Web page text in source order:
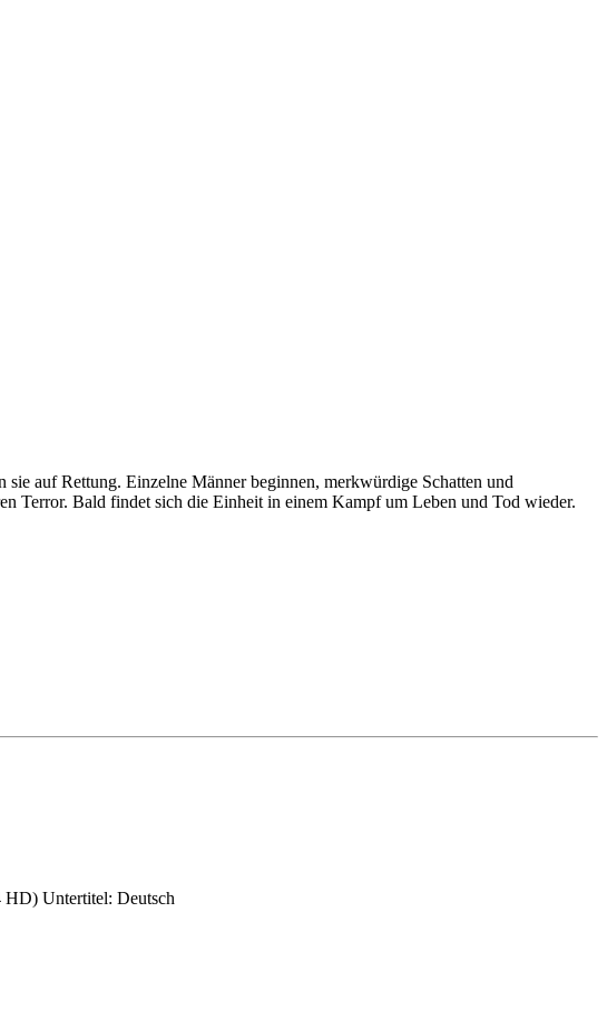
auf Rettung. Einzelne Männer beginnen, merkwürdige Schatten und
Terror. Bald findet sich die Einheit in einem Kampf um Leben und Tod wieder.
Untertitel: Deutsch